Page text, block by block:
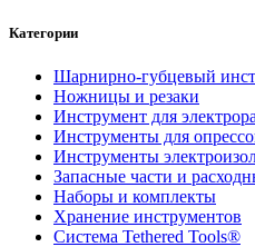
Категории
Шарнирно-губцевый
Ножницы и резаки
Инструмент для
Инструменты для
Инструменты
Запасные части и
Наборы и комплекты
Хранение инс­тру­мен­тов
Система Tethered Tools®